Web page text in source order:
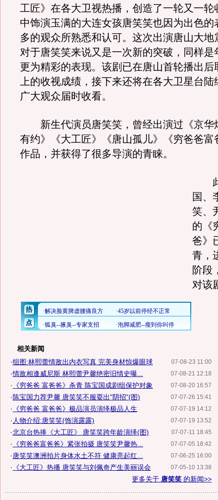
工匠》在各大卫视热播，创造了一轮又一轮
中饰演玉满的大连女孩唐笑笑也因为出色的
多的观众所熟悉和认可。这次出演唐山大地
对于唐笑笑来说又是一次新的突破，同样是
更为精彩的表现。该剧已在唐山首轮播出后
上的收视成绩，接下来还将在各大卫星台陆
广大观众届时收看。
新生代演员唐笑笑，曾经出演过《京华
有约》《大工匠》《唐山孤儿》《穷爸爸富
作品，并获得了很多导演的青睐。
此
国、
笑、
的《
爸》
青，
阶段
对该
相关新闻
07-08-23 11:00
·组图:林熙蕾情敌出内衣写真 完美身材惊爆眼球
07-08-21 12:18
·情敌相逢威尼斯 林熙蕾尹馨绝密旧情史曝...
07-08-20 16:57
· 《穷爸爸 富爸爸》杀青 陈宝国成剧组保护对象
07-07-26 15:41
· 陈宝国力荐尹馨 唐笑笑不服耍出"阴招"(图)
07-07-19 14:12
· 《穷爸爸 富爸爸》极品演员演绎极品人生
07-07-19 13:52
· 人物介绍:唐笑笑(饰演露露)
07-07-11 18:45
·北京台热捧《大工匠》 唐笑笑跨年龄演绎(图)
07-07-05 18:42
· 《穷爸爸富爸爸》紧张拍摄 唐笑笑尹馨热...
07-06-25 16:00
· 唐笑笑澳洲拍片身体水土不符 健康亮起红...
07-05-10 13:38
·
《大工匠》热播 唐笑笑与刘佩奇产生美丽误会
更多关于 唐笑笑 的新闻>>